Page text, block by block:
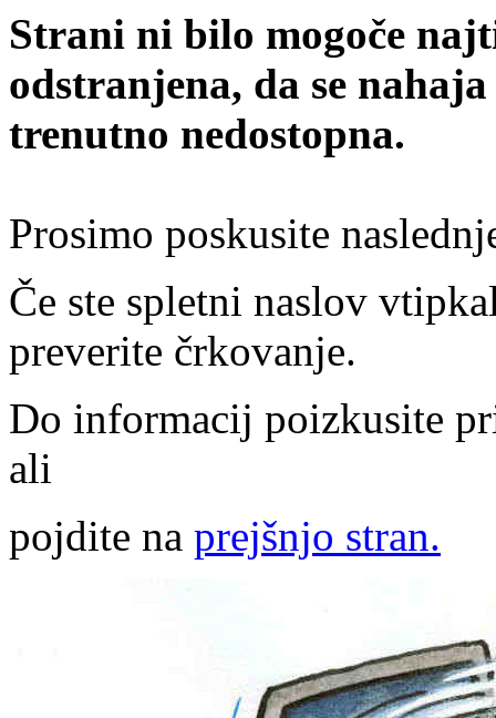
Strani ni bilo mogoče
odstranjena, da se
trenutno nedostopna.
Prosimo poskusite
Če ste spletni naslov
preverite črkovanje.
Do informacij poizkusite
ali
pojdite na prejšnjo stran.